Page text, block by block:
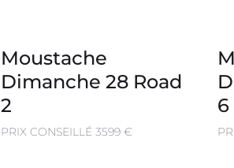
Moustache
Dimanche 28 Road
2
PRIX CONSEILLÉ 3599 €
6